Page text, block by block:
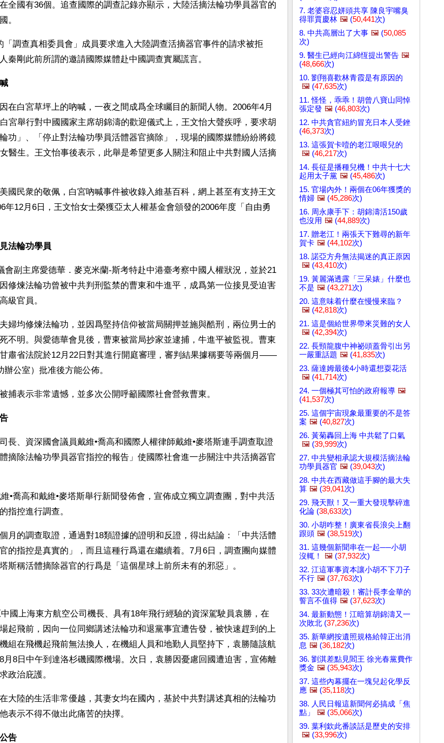
全國有36個。追查國際的調查記錄亦顯示，大陸活摘法輪功學員器官的
。
「調查真相委員會」成員要求進入大陸調查活摘器官事件的請求被拒
秦剛此前所謂的邀請國際媒體赴中國調查實屬謊言。
在白宮草坪上的吶喊，一夜之間成爲全球矚目的新聞人物。2006年4月
宮舉行對中國國家主席胡錦濤的歡迎儀式上，王文怡大聲疾呼，要求胡
功」、「停止對法輪功學員活體器官摘除」，現場的國際媒體紛紛將鏡
醫生。王文怡事後表示，此舉是希望更多人關注和阻止中共對國人活摘
國民衆的敬佩，白宮吶喊事件被收錄入維基百科，網上甚至有支持王文
年12月6日，王文怡女士榮獲亞太人權基金會頒發的2006年度「自由勇
法輪功學員
會副主席愛德華．麥克米蘭-斯考特赴中港臺考察中國人權狀況，並於21
修煉法輪功曾被中共判刑監禁的曹東和牛進平，成爲第一位接見受迫害
級官員。
婦均修煉法輪功，並因爲堅持信仰被當局關押並施與酷刑，兩位男士的
不明。與愛德華會見後，曹東被當局抄家並逮捕，牛進平被監視。曹東
肅省法院於12月22日對其進行開庭審理，審判結果據稱要等兩個月——
辦公室）批准後方能公佈。
捕表示非常遺憾，並多次公開呼籲國際社會營救曹東。
長、資深國會議員戴維•喬高和國際人權律師戴維•麥塔斯連手調查取證
摘除法輪功學員器官指控的報告」使國際社會進一步關注中共活摘器官
•喬高和戴維•麥塔斯舉行新聞發佈會，宣佈成立獨立調查團，對中共活
指控進行調查。
月的調查取證，通過對18類證據的證明和反證，得出結論：「中共活體
的指控是真實的」，而且這種行爲還在繼續着。7月6日，調查團向媒體
斯稱活體摘除器官的行爲是「這個星球上前所未有的邪惡」。
國上海東方航空公司機長、具有18年飛行經驗的資深駕駛員袁勝，在
起飛前，因向一位同鄉講述法輪功和退黨事宜遭告發，被快速趕到的上
組在飛機起飛前無法換人，在機組人員和地勤人員堅持下，袁勝隨該航
月8日中午到達洛杉磯國際機場。次日，袁勝因憂慮回國遭迫害，宣佈離
政治庇護。
大陸的生活非常優越，其妻女均在國內，基於中共對講述真相的法輪功
表示不得不做出此痛苦的抉擇。
告
7. 老婆容忍姘頭共享 陳良宇嘴臭
得罪賈慶林 🖼️ (50,441次)
8. 中共高層出了大事 🖼️ (50,085
次)
9. 醫生已經向江綿恆提出警告 🖼️
(48,666次)
10. 劉翔喜歡林青霞是有原因的
🖼️ (47,635次)
11. 怪怪，乖乖！胡曾八寶山同悼
張定發 🖼️ (46,803次)
12. 中共貪官紐約冒充日本人受銼
(46,373次)
13. 這張賀卡噎的老江哏哏兒的
🖼️ (46,217次)
14. 長征是播種兒機！中共十七大
起用太子黨 🖼️ (45,486次)
15. 官場內外！兩個在06年獲獎的
情婦 🖼️ (45,286次)
16. 周永康手下：胡錦濤活150歲
也沒用 🖼️ (44,889次)
17. 贈老江！兩張天下難尋的新年
賀卡 🖼️ (44,102次)
18. 諾亞方舟無法揭迷的真正原因
🖼️ (43,410次)
19. 黃麗滿透露「三呆婊」什麼也
不是 🖼️ (43,271次)
20. 這意味着什麼在慢慢來臨？
🖼️ (42,818次)
21. 這是個給世界帶來災難的女人
🖼️ (42,394次)
22. 長頸龍腹中神祕頭蓋骨引出另
一嚴重話題 🖼️ (41,835次)
23. 薩達姆最後4小時還想耍花活
🖼️ (41,714次)
24. 一個極其可怕的政府報導 🖼️
(41,537次)
25. 這個宇宙現象最重要的不是答
案 🖼️ (40,827次)
26. 黃菊轟回上海 中共鬆了口氣
🖼️ (39,999次)
27. 中共變相承認大規模活摘法輪
功學員器官 🖼️ (39,043次)
28. 中共在西藏做這手腳的最大失
算 🖼️ (39,041次)
29. 飛天獸！又一重大發現擊碎進
化論 (38,633次)
30. 小胡咋整！廣東省長浪尖上翻
跟頭 🖼️ (38,519次)
31. 這幾個新聞串在一起──小胡
沒輒！
🖼️ (37,932次)
32. 江這軍事資本讓小胡不下刀子
不行 🖼️ (37,763次)
33. 33次遭暗殺！審計長李金華的
誓言不值得 🖼️ (37,623次)
34. 最新動態！江暗算胡錦濤又一
次敗北 (37,236次)
35. 新華網按遺照規格給韓正出消
息 🖼️ (36,182次)
36. 劉淇差點見閻王 徐光春黨費作
獎金 🖼️ (35,943次)
37. 這些內幕擺在一塊兒起化學反
應 🖼️ (35,118次)
38. 人民日報這新聞何必搞成「焦
點」
🖼️ (35,066次)
39. 葉利欽此番談話是歷史的安排
🖼️ (33,996次)